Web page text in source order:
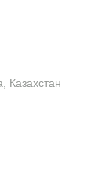
Казахстан